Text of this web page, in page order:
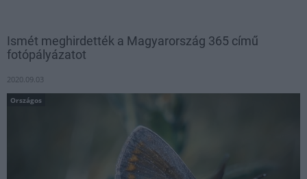
Ismét meghirdették a Magyarország 365 című
fotópályázatot
2020.09.03
Országos